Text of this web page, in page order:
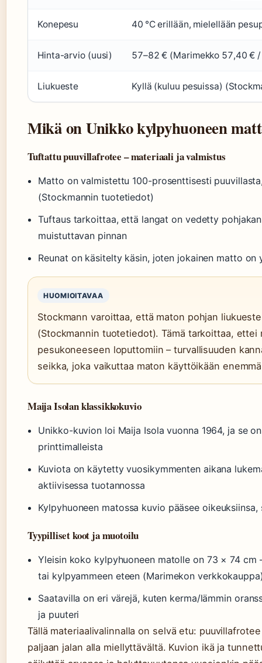
Konepesu 40 °C erillään, mielellään
Hinta-arvio (uusi) 57–82 € (Marimekko 57,40 €
Liukueste Kyllä (kuluu pesuissa)
Mikä on Unikko kylpyhuoneen
Tuftattu puuvillafrotee – materiaali ja valmistus
Matto on valmistettu 100-prosenttisesti
(Stockmannin tuotetiedot)
Tuftaus tarkoittaa, että langat on vedetty
muistuttavan pinnan
Reunat on käsitelty käsin, joten jokainen matto on
HUOMIOITAVAA
Stockmann varoittaa, että maton pohjan
(Stockmannin tuotetiedot). Tämä tarkoittaa, ettei
pesukoneeseen loputtomiin – turvallisuuden
seikka, joka vaikuttaa maton käyttöikään
Maija Isolan klassikkokuvio
Unikko-kuvion loi Maija Isola vuonna 1964, ja se
printtimalleista
Kuviota on käytetty vuosikymmenten aikana
aktiivisessa tuotannossa
Kylpyhuoneen matossa kuvio pääsee
Tyypilliset koot ja muotoilu
Yleisin koko kylpyhuoneen matolle on 73 × 74 cm
tai kylpyammeen eteen (Marimekon
Saatavilla on eri värejä, kuten kerma/lämmin
ja puuteri
Tällä materiaalivalinnalla on selvä etu:
paljaan jalan alla miellyttävältä. Kuvion ikä ja